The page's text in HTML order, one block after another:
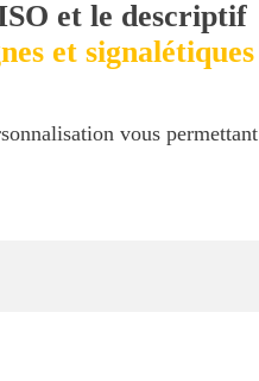
et le descriptif
et signalétiques
vous permettant